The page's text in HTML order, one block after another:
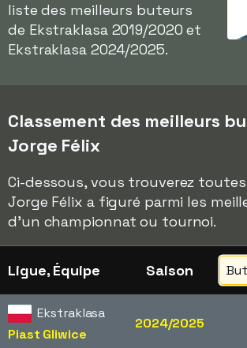
liste des meilleurs buteurs
de Ekstraklasa 2019/2020 et
Ekstraklasa 2024/2025.
Classement des meilleurs
Jorge Félix
Ci-dessous, vous trouverez
Jorge Félix a figuré parmi les
d'un championnat ou tournoi.
Ligue, Équipe Saison
Ekstraklasa
Piast Gliwice
2024/2025